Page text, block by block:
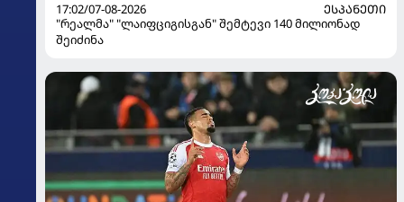
17:02/07-08-2026
ᲔᲡᲞᲐᲜᲔᲗᲘ
"რეალმა" "ლაიფციგისგან" შემტევი 140 მილიონად
შეიძინა